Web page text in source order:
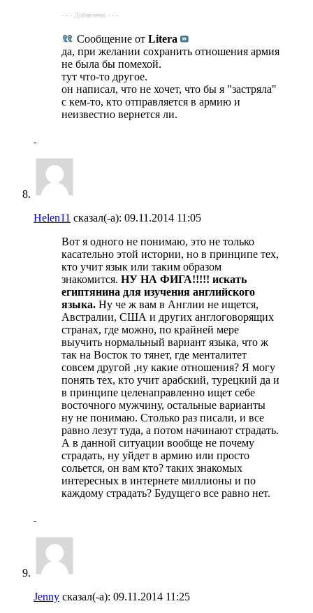
- - - Добавлено - - -
Сообщение от Litera
да, при желании сохранить отношения армия
не была бы помехой.
тут что-то другое.
он написал, что не хочет, что бы я "застряла"
с кем-то, кто отправляется в армию и
неизвестно вернется ли.
Helen11 сказал(-а): 09.11.2014 11:05
Вот я одного не понимаю, это не только
касательно этой истории, но в принципе тех,
кто учит язык или таким образом
знакомится. НУ НА ФИГА!!!!! искать
египтянина для изучения английского
языка. Ну че ж вам в Англии не ищется,
Австралии, США и других англоговорящих
странах, где можно, по крайней мере
выучить нормальный вариант языка, что ж
так на Восток то тянет, где менталитет
совсем другой ,ну какие отношения? Я могу
понять тех, кто учит арабский, турецкий да и
в принципе целенаправленно ищет себе
восточного мужчину, остальные варианты
ну не понимаю. Столько раз писали, и все
равно лезут туда, а потом начинают страдать.
А в данной ситуации вообще не почему
страдать, ну уйдет в армию или просто
сольется, он вам кто? таких знакомых
интересных в интернете миллионы и по
каждому страдать? Будущего все равно нет.
Jenny сказал(-а): 09.11.2014 11:25